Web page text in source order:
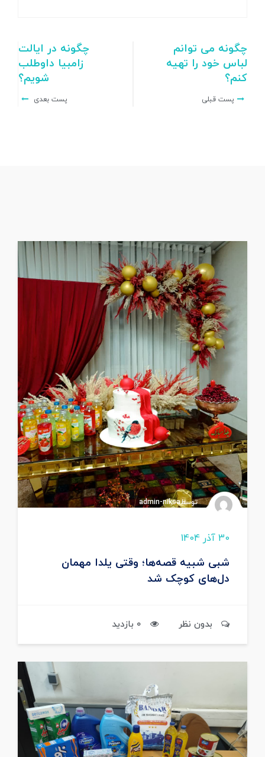
چگونه می توانم
لباس خود را تهیه
کنم؟
پست قبلی
چگونه در ایالت
زامبیا داوطلب
شویم؟
پست بعدی
توسطadmin-niksa
30 آذر 1404
شبی شبیه قصه‌ها؛ وقتی یلدا مهمان
دل‌های کوچک شد
بدون نظر 0 بازدید